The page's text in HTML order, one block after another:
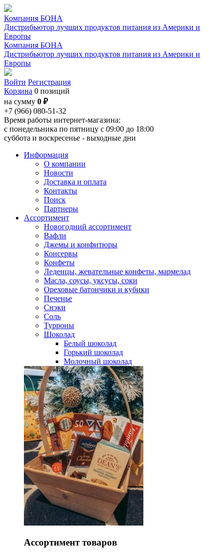
Компания БОНА
Дистрибьютор лучших продуктов питания из Америки и
Европы
Компания БОНА
Дистрибьютор лучших продуктов питания из Америки и
Европы
Войти Регистрация
Корзина 0 позиций
на сумму 0 ₽
+7 (966) 080-51-32
Время работы интернет-магазина:
с понедельника по пятницу с 09:00 до 18:00
суббота и воскресенье - выходные дни
Информация
О компании
Новости
Доставка и оплата
Контакты
Поиск
Партнеры
Ассортимент
Новогодний ассортимент
Вафли
Джемы и конфитюры
Консервы
Конфеты
Леденцы, жевательные конфеты, мармелад
Масла, соусы, уксусы, соки
Ореховые батончики и кубики
Печенье
Снэки
Соль
Турроны
Шоколад
Белый шоколад
Горький шоколад
Молочный шоколад
Ассортимент товаров